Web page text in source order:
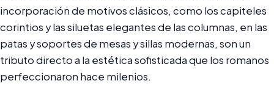
incorporación de motivos clásicos, como los capiteles
corintios y las siluetas elegantes de las columnas, en las
patas y soportes de mesas y sillas modernas, son un
tributo directo a la estética sofisticada que los romanos
perfeccionaron hace milenios.